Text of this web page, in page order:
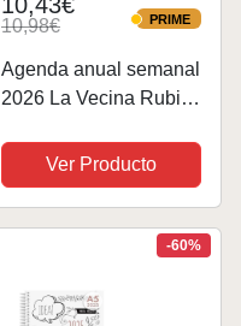
10,98€ PRIME
PRIME
Agenda anual semanal
2026 La Vecina Rubia
Ver Producto
-60%